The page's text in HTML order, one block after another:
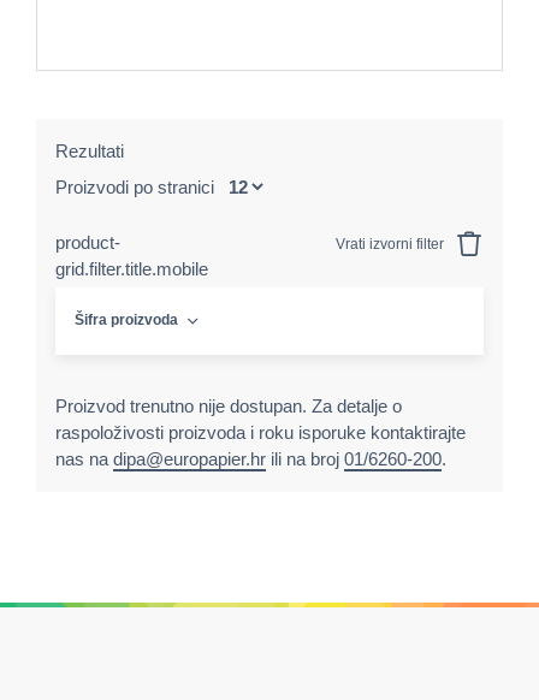
Rezultati
Proizvodi po stranici
product-
grid.filter.title.mobile
Vrati izvorni filter
Šifra proizvoda
Proizvod trenutno nije dostupan. Za detalje o
raspoloživosti proizvoda i roku isporuke kontaktirajte
nas na dipa@europapier.hr ili na broj 01/6260-200.